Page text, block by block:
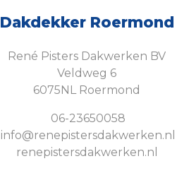
Dakdekker Roermond
René Pisters Dakwerken BV
Veldweg 6
6075NL Roermond
06-23650058
info@renepistersdakwerken.nl
renepistersdakwerken.nl